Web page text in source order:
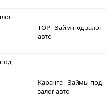
ТОР - Займ под залог
авто
Каранга - Займы под
залог авто